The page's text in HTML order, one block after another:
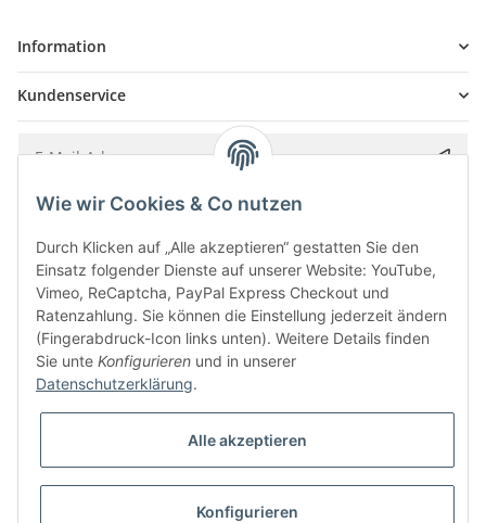
Information
Kundenservice
Bitte senden Sie mir entsprechend IhrerDatenschutzerklärung
* Alle Preise inkl. gesetzlicher USt., zzgl.
Besucherzähler: 5839789
Wie wir Cookies & Co nutzen
Durch Klicken auf „Alle akzeptieren“ gestatten Sie den
Einsatz folgender Dienste auf unserer Website: YouTube,
Vimeo, ReCaptcha, PayPal Express Checkout und
Ratenzahlung. Sie können die Einstellung jederzeit ändern
(Fingerabdruck-Icon links unten). Weitere Details finden
Sie unte Konfigurieren und in unserer
Datenschutzerklärung.
Alle akzeptieren
Konfigurieren